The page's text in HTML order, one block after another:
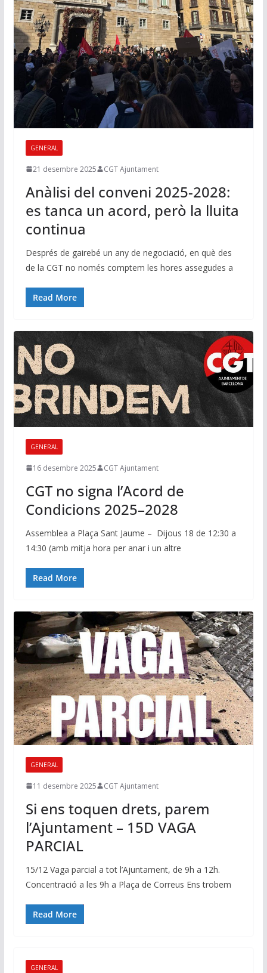
GENERAL
21 desembre 2025 CGT Ajuntament
Anàlisi del conveni 2025-2028:
es tanca un acord, però la lluita
continua
Després de gairebé un any de negociació, en què des
de la CGT no només comptem les hores assegudes a
Read More
GENERAL
16 desembre 2025 CGT Ajuntament
CGT no signa l’Acord de
Condicions 2025–2028
Assemblea a Plaça Sant Jaume – Dijous 18 de 12:30 a
14:30 (amb mitja hora per anar i un altre
Read More
GENERAL
11 desembre 2025 CGT Ajuntament
Si ens toquen drets, parem
l’Ajuntament – 15D VAGA
PARCIAL
15/12 Vaga parcial a tot l’Ajuntament, de 9h a 12h.
Concentració a les 9h a Plaça de Correus Ens trobem
Read More
GENERAL